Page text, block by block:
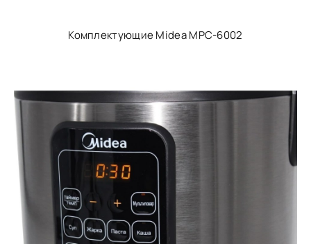
Комплектующие Midea MPC-6002